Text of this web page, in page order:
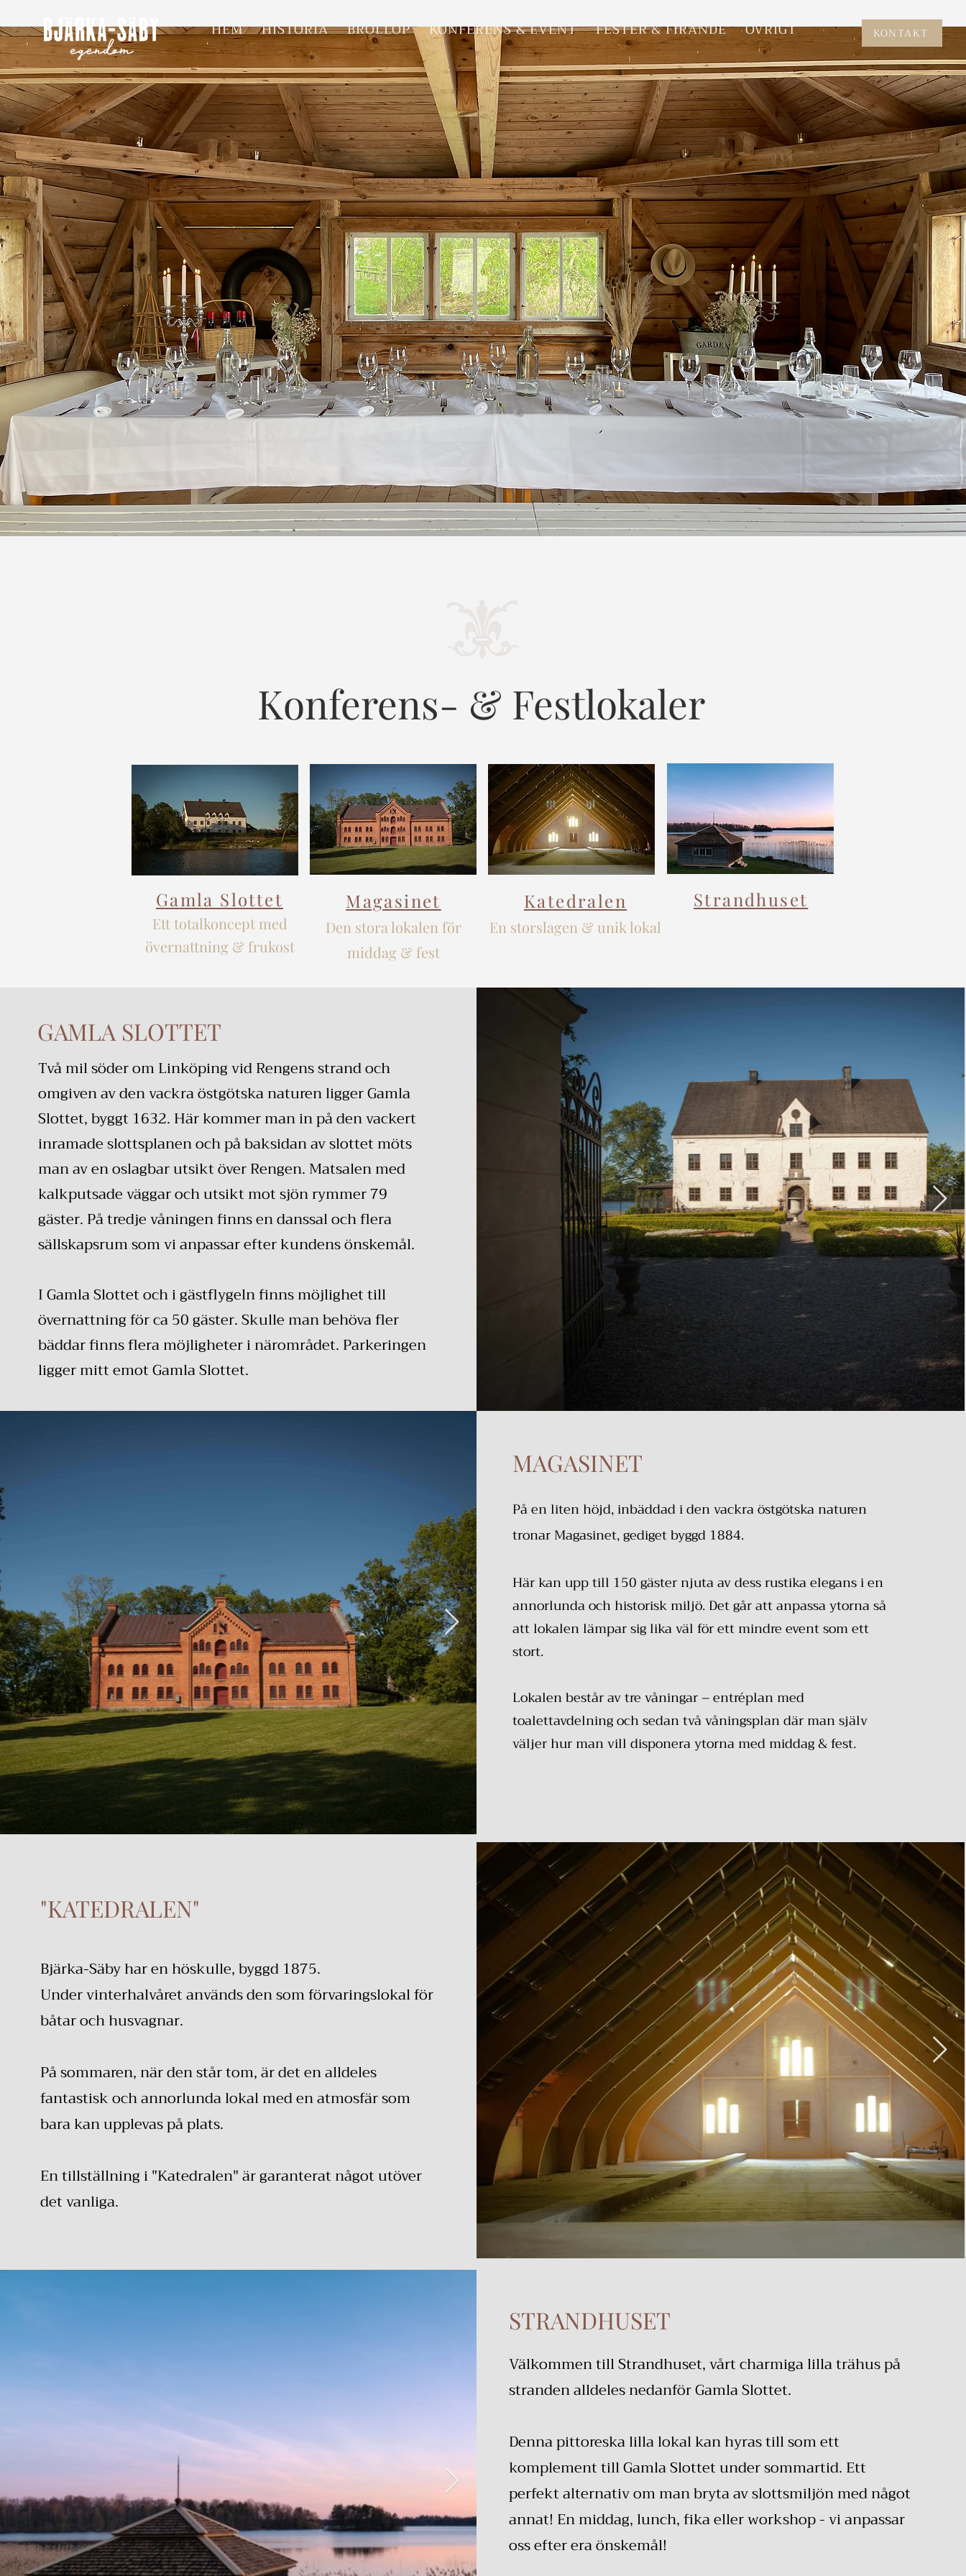
HEM HISTORIA BRÖLLOP KONFERENS & EVENT FESTER & FIRANDE ÖVRIGT KONTAKT
Boka konferens hos oss
- 20 minuter från Linköping
Konferens- & Festlokaler
Gamla Slottet
Ett totalkoncept med
övernattning & frukost
Magasinet
Den stora lokalen för
middag & fest
Katedralen
En storslagen & unik lokal
Strandhuset
GAMLA SLOTTET
Två mil söder om Linköping vid Rengens strand och
omgiven av den vackra östgötska naturen ligger Gamla
Slottet, byggt 1632. Här kommer man in på den vackert
inramade slottsplanen och på baksidan av slottet möts
man av en oslagbar utsikt över Rengen. Matsalen med
kalkputsade väggar och utsikt mot sjön rymmer 79
gäster. På tredje våningen finns en danssal och flera
sällskapsrum som vi anpassar efter kundens önskemål.
​I Gamla Slottet och i gästflygeln finns möjlighet till
övernattning för ca 50 gäster. Skulle man behöva fler
bäddar finns flera möjligheter i närområdet. Parkeringen
ligger mitt emot Gamla Slottet.
MAGASINET
På en liten höjd, inbäddad i den vackra östgötska naturen
tronar Magasinet, gediget byggd 1884.
Här kan upp till 150 gäster njuta av dess rustika elegans i en
annorlunda och historisk miljö. Det går att anpassa ytorna så
att lokalen lämpar sig lika väl för ett mindre event som ett
stort.
Lokalen består av tre våningar – entréplan med
toalettavdelning och sedan två våningsplan där man själv
väljer hur man vill disponera ytorna med middag & fest.
"KATEDRALEN"
Bjärka-Säby har en höskulle, byggd 1875.
Under vinterhalvåret används den som förvaringslokal för
båtar och husvagnar.
På sommaren, när den står tom, är det en alldeles
fantastisk och annorlunda lokal med en atmosfär som
bara kan upplevas på plats.
En tillställning i "Katedralen" är garanterat något utöver
det vanliga.
STRANDHUSET
Välkommen till Strandhuset, vårt charmiga lilla trähus på
stranden alldeles nedanför Gamla Slottet.
Denna pittoreska lilla lokal kan hyras till som ett
komplement till Gamla Slottet under sommartid. Ett
perfekt alternativ om man bryta av slottsmiljön med något
annat! En middag, lunch, fika eller workshop - vi anpassar
oss efter era önskemål!